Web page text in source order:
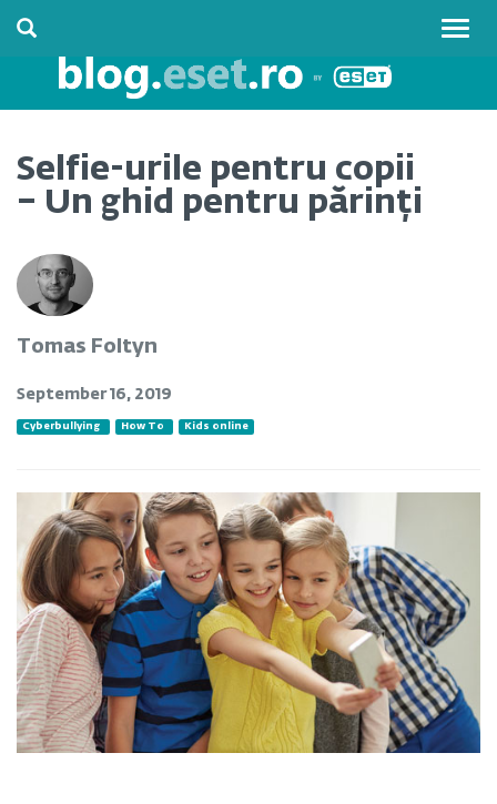
Selfie-urile pentru copii
– Un ghid pentru părinți
Tomas Foltyn
September 16, 2019
Cyberbullying How To Kids online